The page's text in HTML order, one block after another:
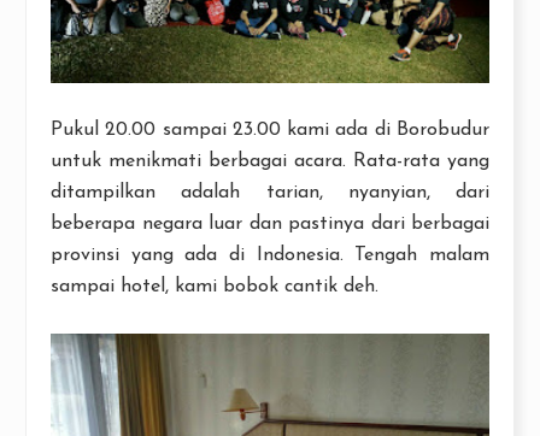
Pukul 20.00 sampai 23.00 kami ada di Borobudur
untuk menikmati berbagai acara. Rata-rata yang
ditampilkan adalah tarian, nyanyian, dari
beberapa negara luar dan pastinya dari berbagai
provinsi yang ada di Indonesia. Tengah malam
sampai hotel, kami bobok cantik deh.